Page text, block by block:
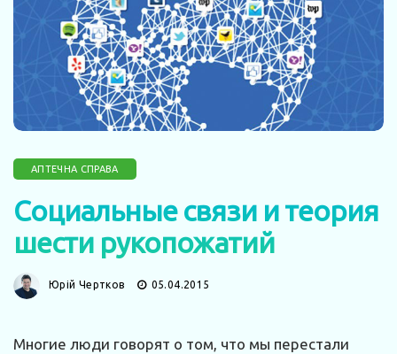
АПТЕЧНА СПРАВА
Социальные связи и теория
шести рукопожатий
Юрій Чертков 05.04.2015
Многие люди говорят о том, что мы перестали